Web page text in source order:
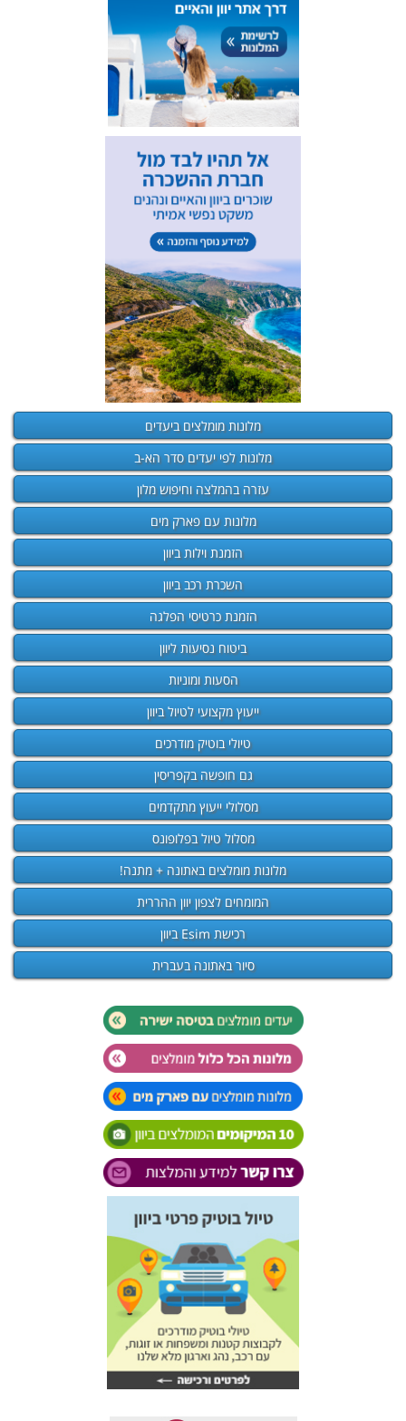
מלונות מומלצים ביעדים
מלונות לפי יעדים סדר הא-ב
עזרה בהמלצה וחיפוש מלון
מלונות עם פארק מים
הזמנת וילות ביוון
השכרת רכב ביוון
הזמנת כרטיסי הפלגה
ביטוח נסיעות ליוון
הסעות ומוניות
ייעוץ מקצועי לטיול ביוון
טיולי בוטיק מודרכים
גם חופשה בקפריסין
מסלולי ייעוץ מתקדמים
מסלול טיול בפלופונס
מלונות מומלצים באתונה + מתנה!
המומחים לצפון יוון ההררית
רכישת Esim ביוון
סיור באתונה בעברית